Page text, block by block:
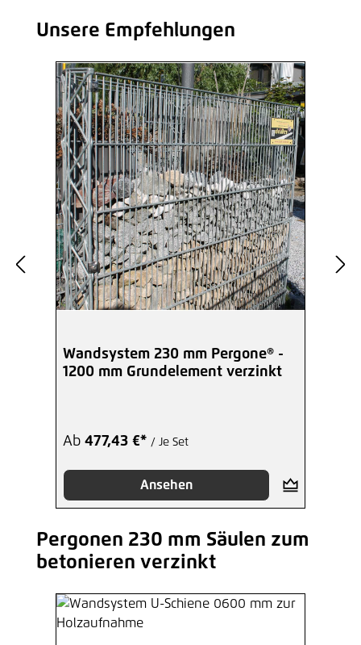
Produktgalerie überspringen
Unsere Empfehlungen
Wandsystem 230 mm Pergone® -
1200 mm Grundelement verzinkt
Ab 477,43 €* / Je Set
Ansehen
Produktgalerie überspringen
Pergonen 230 mm Säulen zum
betonieren verzinkt